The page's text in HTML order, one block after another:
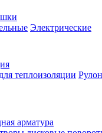
Электрические
теплоизоляции
арматура